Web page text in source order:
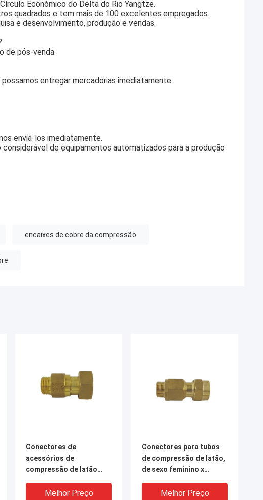
Económico do Delta do Rio Yangtze.
quadrados e tem mais de 100 excelentes empregados.
e desenvolvimento, produção e vendas.
de pós-venda.
entregar mercadorias imediatamente.
enviá-los imediatamente.
de equipamentos automatizados para a produção
encaixes de cobre da compressão
Conectores de
acessórios de
compressão de latão
corrosãoMelhor Preço
Conectores para tubos
de compressão de latão,
de sexo feminino x
Melhor Preço